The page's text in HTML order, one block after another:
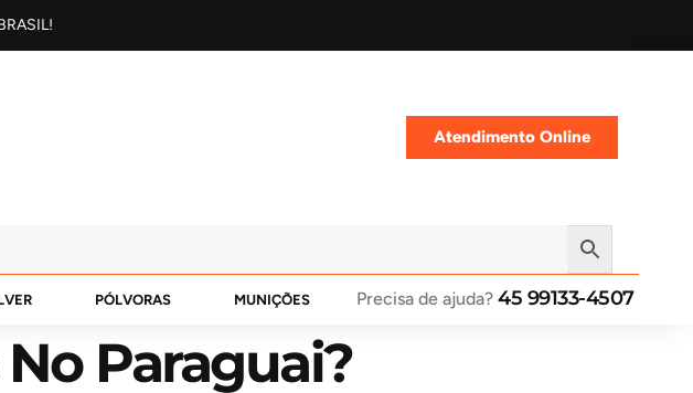
Atendimento Online
PÓLVORAS MUNIÇÕES Precisa de ajuda? 45 99133-4507
Paraguai?